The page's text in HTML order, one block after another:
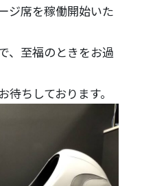
ジ席を稼働開始いた
、至福のときをお過
ちしております。